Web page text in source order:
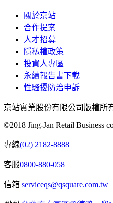
關於京站
合作提案
人才招募
隱私權政策
投資人專區
永續報告書下載
性騷擾防治申訴
京站實業股份有限公司版權所
©2018 Jing-Jan Retail Business
專線(02) 2182-8888
客服0800-880-058
信箱 serviceqs@qsquare.com.tw